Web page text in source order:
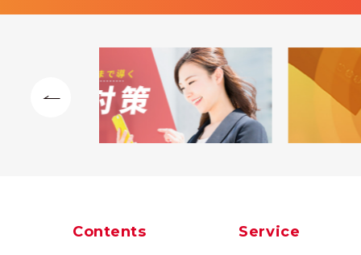
Contents Service